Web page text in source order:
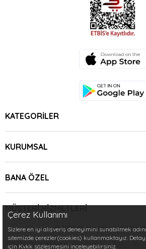
KATEGORİLER
KURUMSAL
BANA ÖZEL
MÜŞTERİ HİZMETLERİ
© 2024 Minimoda | Tüm Hakları
Çerez Kullanımı
Sizlere en iyi alışveriş deneyimini sunabilmek
sitemizde çerezler(cookies) kullanmaktayız.
için Kvkk sözleşmesini inceleyebilirsiniz.